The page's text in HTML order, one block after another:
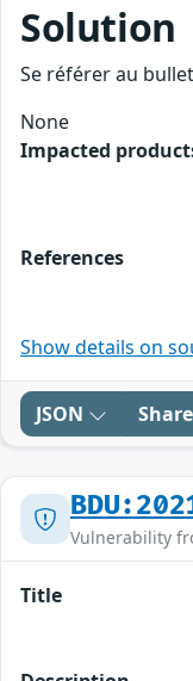
Solution
Se référer au
None
Impacted
References
Show details on
JSON Share
Vulnerability
Title